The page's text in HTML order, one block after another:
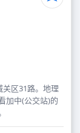
区31路。地理
加中(公交站)的